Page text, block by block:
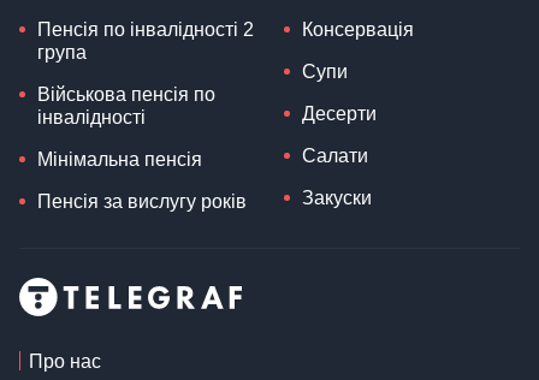
Пенсія по інвалідності 2
група
Військова пенсія по
інвалідності
Мінімальна пенсія
Пенсія за вислугу років
Консервація
Супи
Десерти
Салати
Закуски
Про нас